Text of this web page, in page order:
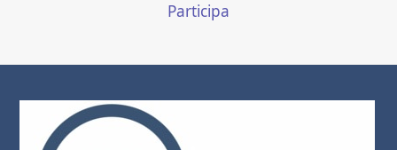
Participa